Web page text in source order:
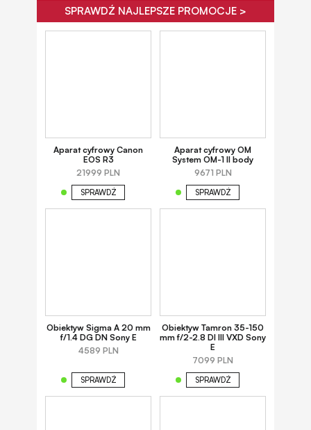
SPRAWDŹ NAJLEPSZE PROMOCJE >
Aparat cyfrowy Canon
EOS R3
21999 PLN
SPRAWDŹ
Aparat cyfrowy OM
System OM-1 II body
9671 PLN
SPRAWDŹ
Obiektyw Sigma A 20 mm
f/1.4 DG DN Sony E
4589 PLN
SPRAWDŹ
Obiektyw Tamron 35-150
mm f/2-2.8 DI III VXD Sony
E
7099 PLN
SPRAWDŹ